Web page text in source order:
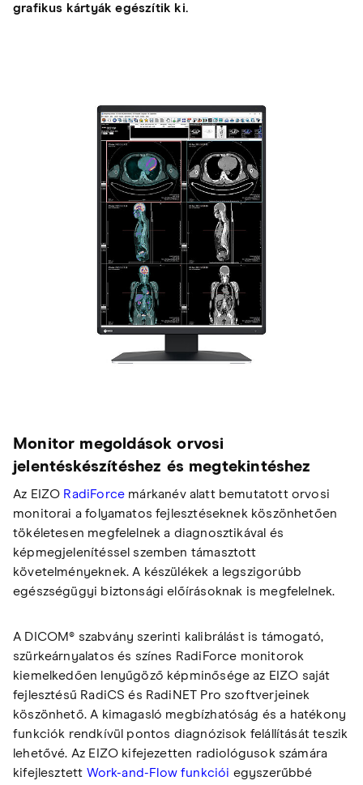
grafikus kártyák egészítik ki.
Monitor megoldások orvosi
jelentéskészítéshez és megtekintéshez
Az EIZO RadiForce márkanév alatt bemutatott orvosi
monitorai a folyamatos fejlesztéseknek köszönhetően
tökéletesen megfelelnek a diagnosztikával és
képmegjelenítéssel szemben támasztott
követelményeknek. A készülékek a legszigorúbb
egészségügyi biztonsági előírásoknak is megfelelnek.
A DICOM® szabvány szerinti kalibrálást is támogató,
szürkeárnyalatos és színes RadiForce monitorok
kiemelkedően lenyűgöző képminősége az EIZO saját
fejlesztésű RadiCS és RadiNET Pro szoftverjeinek
köszönhető. A kimagasló megbízhatóság és a hatékony
funkciók rendkívül pontos diagnózisok felállítását teszik
lehetővé. Az EIZO kifejezetten radiológusok számára
kifejlesztett Work-and-Flow funkciói egyszerűbbé